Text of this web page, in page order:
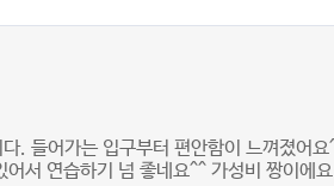
. 들어가는 입구부터 편안함이 느껴졌어
어서 연습하기 넘 좋네요^^ 가성비 짱이에